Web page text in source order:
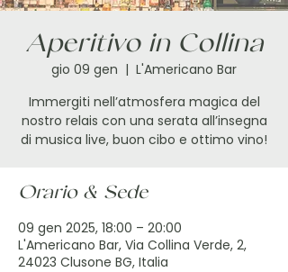
Aperitivo in Collina
gio 09 gen
  |
L'Americano Bar
Immergiti nell’atmosfera magica del
nostro relais con una serata all’insegna
di musica live, buon cibo e ottimo vino!
Orario & Sede
09 gen 2025, 18:00 – 20:00
L'Americano Bar, Via Collina Verde, 2,
24023 Clusone BG, Italia